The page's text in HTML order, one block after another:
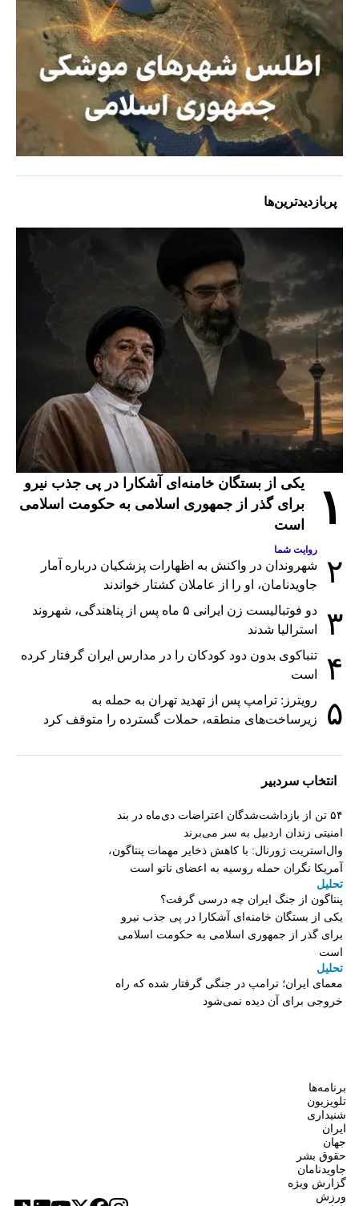
پربازدیدترین‌ها
۱
یکی از بستگان خامنه‌ای آشکارا در پی جذب نیرو
برای گذر از جمهوری اسلامی به حکومت اسلامی
است
۲
روایت شما
شهروندان در واکنش به اظهارات پزشکیان درباره آمار
جاویدنامان، او را از عاملان کشتار خواندند
۳
دو فوتبالیست زن ایرانی ۵ ماه پس از پناهندگی، شهروند
استرالیا شدند
۴
تنباکوی بدون دود کودکان را در مدارس ایران گرفتار کرده
است
۵
رویترز: ترامپ پس از تهدید تهران به حمله به
زیرساخت‌های منطقه، حملات گسترده را متوقف کرد
انتخاب سردبیر
۵۴ تن از بازداشت‌شدگان اعتراضات دی‌ماه در بند
امنیتی زندان اردبیل به سر می‌برند
وال‌استریت ژورنال: با کاهش ذخایر مهمات پنتاگون،
آمریکا نگران حمله روسیه به اعضای ناتو‌ است
تحلیل
پنتاگون از جنگ ایران چه درسی گرفت؟
یکی از بستگان خامنه‌ای آشکارا در پی جذب نیرو
برای گذر از جمهوری اسلامی به حکومت اسلامی
است
تحلیل
معمای ایران؛ ترامپ در جنگی گرفتار شده که راه
خروجی برای آن دیده نمی‌شود
برنامه‌ها
تلویزیون
شنیداری
ایران
جهان
حقوق بشر
جاویدنامان
گزارش ویژه
ورزش